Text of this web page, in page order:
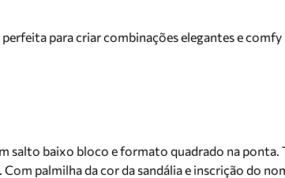
para criar combinações elegantes e
salto baixo bloco e formato quadrado na ponta.
palmilha da cor da sandália e inscrição do